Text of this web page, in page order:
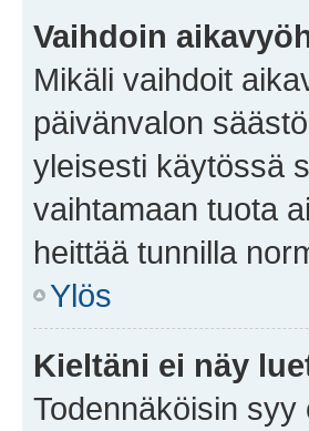
Vaihdoin
Mikäli vaihdoit
päivänvalon
yleisesti käytössä
vaihtamaan tuota
heittää tunnilla
Ylös
Kieltäni ei näy
Todennäköisin